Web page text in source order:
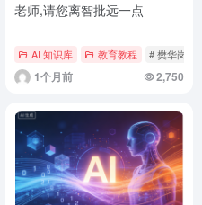
老师,请您离智批远一点
AI 知识库 教育教程 # 樊华岗名
1个月前 2,750